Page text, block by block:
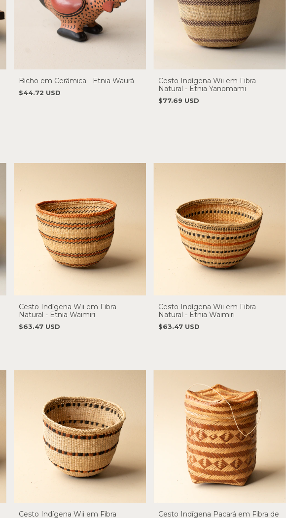
Bicho em Cerâmica - Etnia Waurá
$44.72 USD
Cesto Indígena Wii em Fibra
Natural - Etnia Yanomami
$77.69 USD
Cesto Indígena Wii em Fibra
Natural - Etnia Waimiri
$63.47 USD
Cesto Indígena Wii em Fibra
Natural - Etnia Waimiri
$63.47 USD
Cesto Indígena Wii em Fibra
Cesto Indígena Pacará em Fibra de